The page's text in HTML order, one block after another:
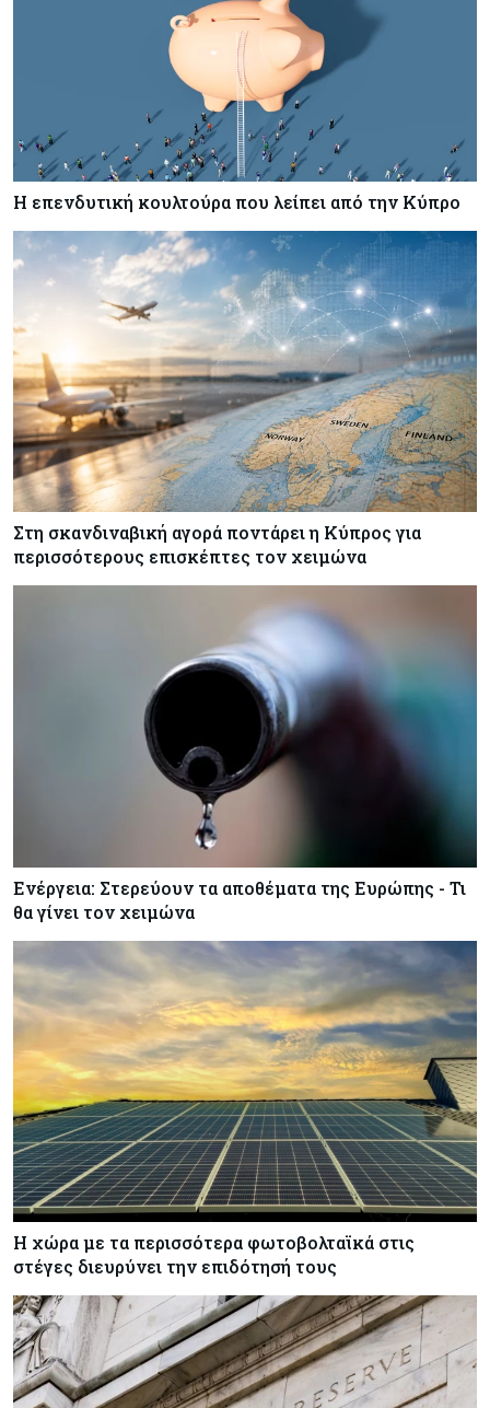
Η επενδυτική κουλτούρα που λείπει από την Κύπρο
Στη σκανδιναβική αγορά ποντάρει η Κύπρος για
περισσότερους επισκέπτες τον χειμώνα
Ενέργεια: Στερεύουν τα αποθέματα της Ευρώπης - Τι
θα γίνει τον χειμώνα
Η χώρα με τα περισσότερα φωτοβολταϊκά στις
στέγες διευρύνει την επιδότησή τους